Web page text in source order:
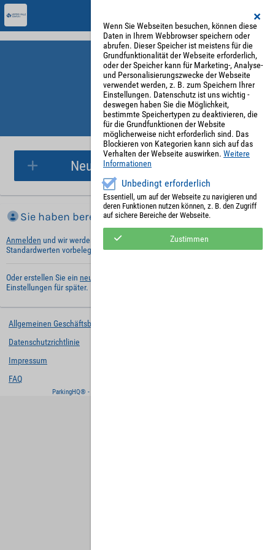
Parkplatzreservierung
Sie haben bereits ein Konto?
Anmelden und wir werden die notwendigen Informationen mit Ihren
Standardwerten vorbelegen.
Oder erstellen Sie ein neues Benutzerkonto
Einstellungen für später.
Neue Parkplatzreservierung
Allgemeinen Geschäftsbedingungen
Datenschutzrichtlinie
Impressum
FAQ
ParkingHQ® - eine Lösung von
Wenn Sie Webseiten besuchen, können diese
Daten in Ihrem Webbrowser speichern oder
abrufen. Dieser Speicher ist meistens für die
Grundfunktionalität der Webseite erforderlich,
oder der Speicher kann für Marketing-, Analyse-
und Personalisierungszwecke der Webseite
verwendet werden, z. B. zum Speichern Ihrer
Einstellungen. Datenschutz ist uns wichtig -
deswegen haben Sie die Möglichkeit,
bestimmte Speichertypen zu deaktivieren, die
für die Grundfunktionen der Website
möglicherweise nicht erforderlich sind. Das
Blockieren von Kategorien kann sich auf das
Verhalten der Webseite auswirken. Weitere
Informationen
Unbedingt erforderlich
Essentiell, um auf der Webseite zu navigieren und
deren Funktionen nutzen können, z. B. den Zugriff
auf sichere Bereiche der Webseite.
Zustimmen